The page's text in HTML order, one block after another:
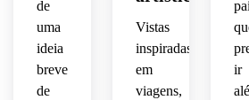
composição
serena
de
cênica
marcante.
atmosfera
equilibrada,
textura
pictórica
arquitetura
imaginativa,
de
uma
ideia
breve
de
Vistas
inspiradas
em
viagens,
ir